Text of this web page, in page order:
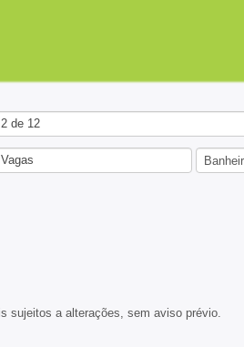
2 de 12
Vagas
sujeitos a alterações, sem aviso prévio.